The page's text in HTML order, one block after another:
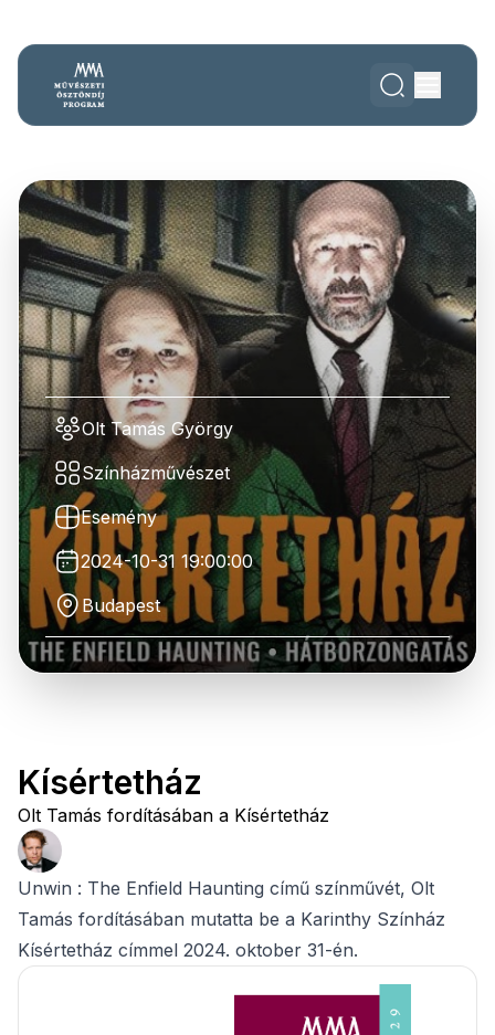
Olt Tamás György
Színházművészet
Esemény
2024-10-31 19:00:00
Budapest
Kísértetház
Olt Tamás fordításában a Kísértetház
Unwin : The Enfield Haunting című színművét, Olt
Tamás fordításában mutatta be a Karinthy Színház
Kísértetház címmel 2024. oktober 31-én.